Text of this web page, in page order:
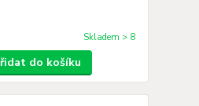
Skladem > 8
do košíku